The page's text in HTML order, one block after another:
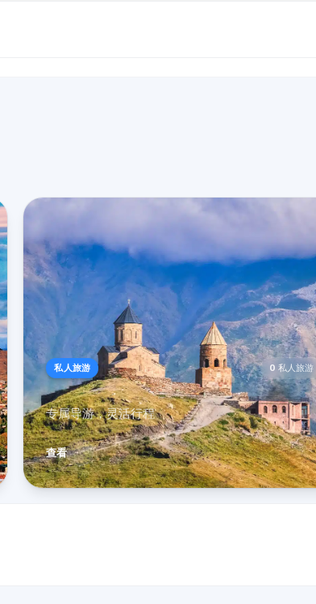
私人旅游 0 私人旅游
专属导游，灵活行程
查看